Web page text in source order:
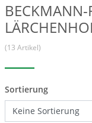
BECKMANN-
(13 Artikel)
Sortierung